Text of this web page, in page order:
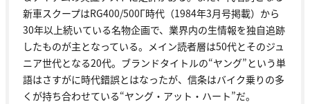
新車スクープはRG400/500Γ時代（1984年3月号掲載）から
30年以上続いている名物企画で、業界内の生情報を独自追跡
したものが主となっている。メイン読者層は50代とそのジュ
ニア世代となる20代。ブランドタイトルの“ヤング”という単
語はさすがに時代錯誤とはなったが、信条はバイク乗りの多
くが持ち合わせている“ヤング・アット・ハート”だ。